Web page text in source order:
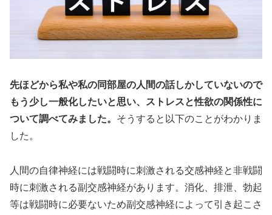
先ほどから私や私の同部屋の人間の話しかしていないので
もう少し一般化したいと思い、ストレスと性欲の関係性に
ついて調べてみました。 そうすると以下のことがわかりま
した。
人間の自律神経には戦闘時に刺激される交感神経と非戦闘
時に刺激される副交感神経があります。消化、排泄、勃起
等は戦闘時に必要ないため副交感神経によって引き起こさ